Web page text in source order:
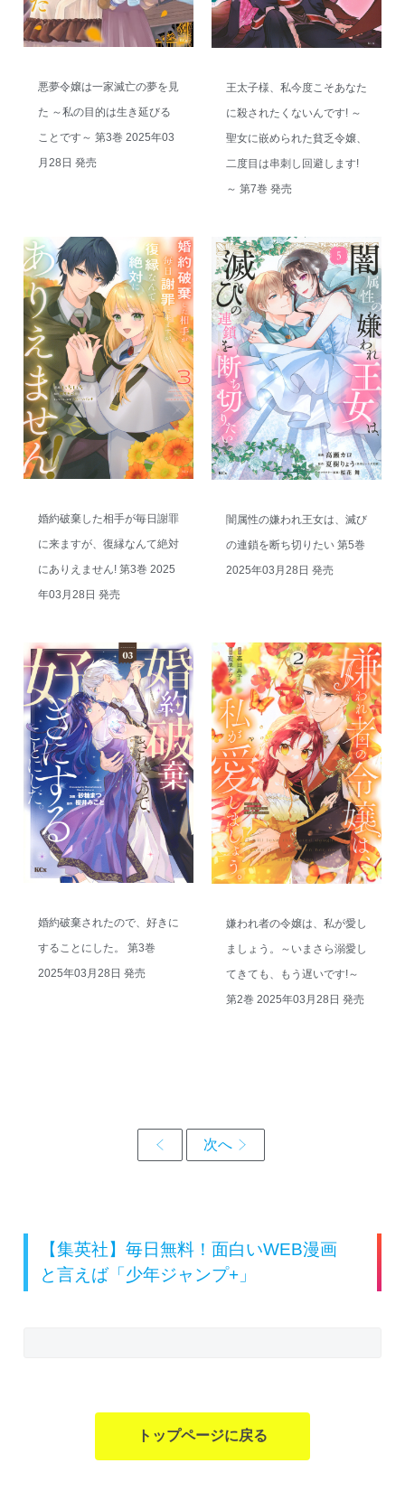
悪夢令嬢は一家滅亡の夢を見
た ～私の目的は生き延びる
ことです～ 第3巻 2025年03
月28日 発売
王太子様、私今度こそあなた
に殺されたくないんです! ～
聖女に嵌められた貧乏令嬢、
二度目は串刺し回避します!
～ 第7巻 発売
婚約破棄した相手が毎日謝罪
に来ますが、復縁なんて絶対
にありえません! 第3巻 2025
年03月28日 発売
闇属性の嫌われ王女は、滅び
の連鎖を断ち切りたい 第5巻
2025年03月28日 発売
婚約破棄されたので、好きに
することにした。 第3巻
2025年03月28日 発売
嫌われ者の令嬢は、私が愛し
ましょう。～いまさら溺愛し
てきても、もう遅いです!～
第2巻 2025年03月28日 発売
【集英社】毎日無料！面白いWEB漫画
と言えば「少年ジャンプ+」
トップページに戻る